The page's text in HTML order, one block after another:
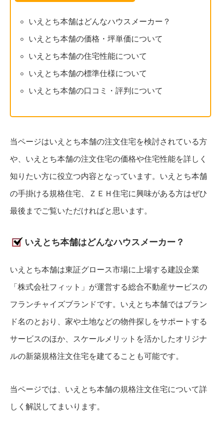
いえとち本舗はどんなハウスメーカー？
いえとち本舗の価格・坪単価について
いえとち本舗の住宅性能について
いえとち本舗の標準仕様について
いえとち本舗の口コミ・評判について
当ページはいえとち本舗の注文住宅を検討されている方
や、いえとち本舗の注文住宅の価格や住宅性能を詳しく
知りたい方に役立つ内容となっています。いえとち本舗
の手掛ける規格住宅、ＺＥＨ住宅に興味がある方はぜひ
最後までご覧いただければと思います。
いえとち本舗はどんなハウスメーカー？
いえとち本舗は東証グロース市場に上場する建設企業
「株式会社フィット」が運営する総合不動産サービスの
フランチャイズブランドです。いえとち本舗ではブラン
ド名のとおり、家や土地などの物件探しをサポートする
サービスのほか、スケールメリットを活かしたオリジナ
ルの新築規格注文住宅を建てることも可能です。
当ページでは、いえとち本舗の規格注文住宅について詳
しく解説してまいります。